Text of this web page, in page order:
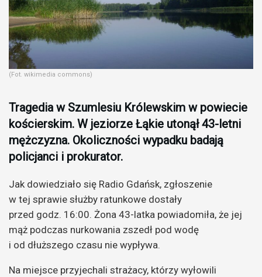
(Fot. wikimedia commons)
Tragedia w Szumlesiu Królewskim w powiecie
kościerskim. W jeziorze Łąkie utonął 43-letni
mężczyzna. Okoliczności wypadku badają
policjanci i prokurator.
Jak dowiedziało się Radio Gdańsk, zgłoszenie
w tej sprawie służby ratunkowe dostały
przed godz. 16:00. Żona 43-latka powiadomiła, że jej
mąż podczas nurkowania zszedł pod wodę
i od dłuższego czasu nie wypływa.
Na miejsce przyjechali strażacy, którzy wyłowili